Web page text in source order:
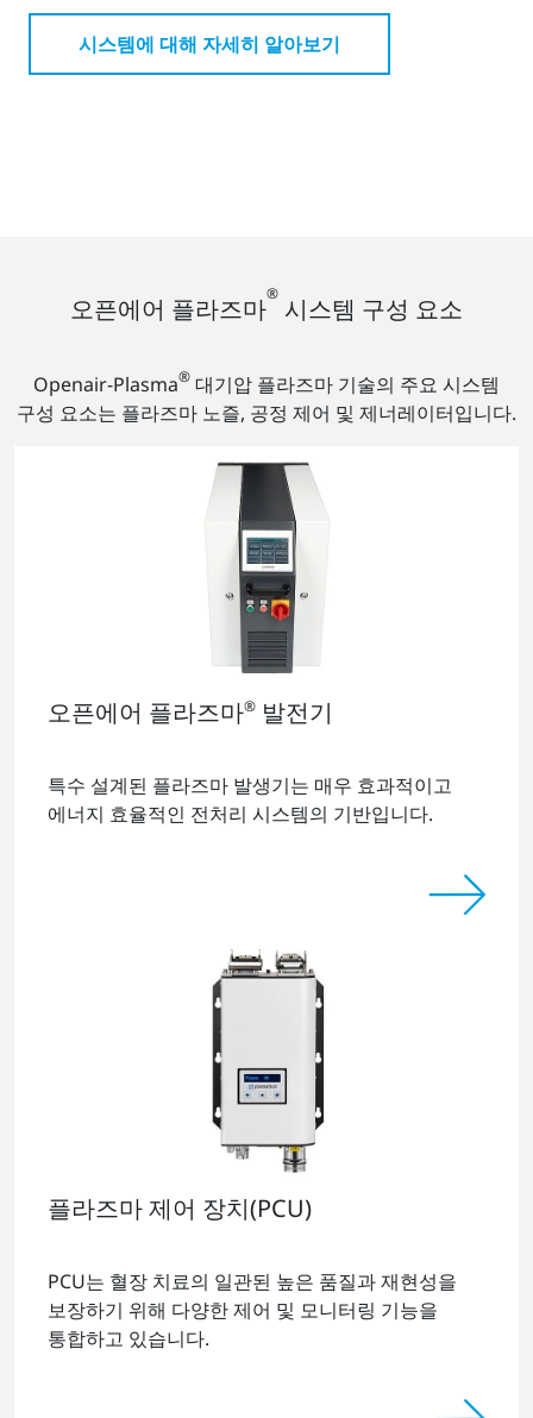
시스템에 대해 자세히 알아보기
오픈에어 플라즈마® 시스템 구성 요소
Openair-Plasma® 대기압 플라즈마 기술의 주요 시스템
구성 요소는 플라즈마 노즐, 공정 제어 및 제너레이터입니다.
오픈에어 플라즈마® 발전기
특수 설계된 플라즈마 발생기는 매우 효과적이고
에너지 효율적인 전처리 시스템의 기반입니다.
플라즈마 제어 장치(PCU)
PCU는 혈장 치료의 일관된 높은 품질과 재현성을
보장하기 위해 다양한 제어 및 모니터링 기능을
통합하고 있습니다.